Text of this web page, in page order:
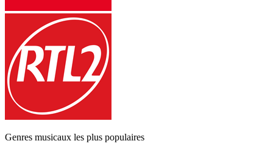
Genres musicaux les plus populaires